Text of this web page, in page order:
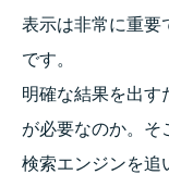
表示は非常に重要
です。
明確な結果を出す
が必要なのか。 そ
検索エンジンを追